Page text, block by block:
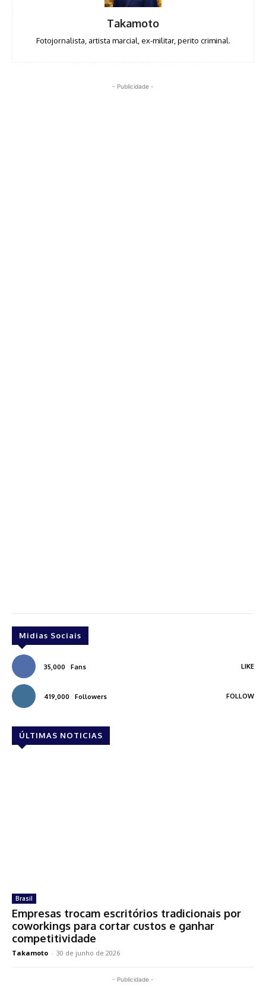
Takamoto
Fotojornalista, artista marcial, ex-militar, perito criminal.
- Publicidade -
Midias Sociais
35,000 Fans LIKE
419,000 Followers FOLLOW
ÚLTIMAS NOTICIAS
Brasil
Empresas trocam escritórios tradicionais por
coworkings para cortar custos e ganhar
competitividade
Takamoto - 30 de junho de 2026
- Publicidade -